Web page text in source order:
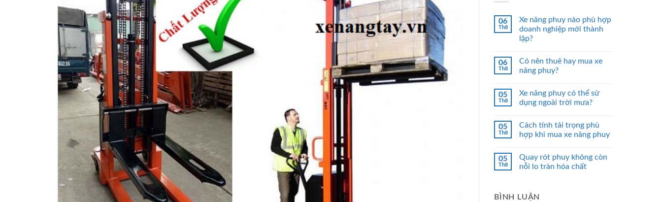
06
Th8
Xe nâng phuy nào phù hợp
doanh nghiệp mới thành
lập?
06
Th8
Có nên thuê hay mua xe
nâng phuy?
05
Th8
Xe nâng phuy có thể sử
dụng ngoài trời mưa?
05
Th8
Cách tính tải trọng phù
hợp khi mua xe nâng phuy
05
Th8
Quay rót phuy không còn
nỗi lo tràn hóa chất
BÌNH LUẬN